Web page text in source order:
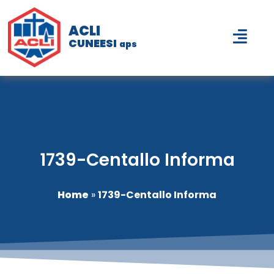
ACLI
CUNEESI aps
1739-Centallo Informa
Home »1739-Centallo Informa